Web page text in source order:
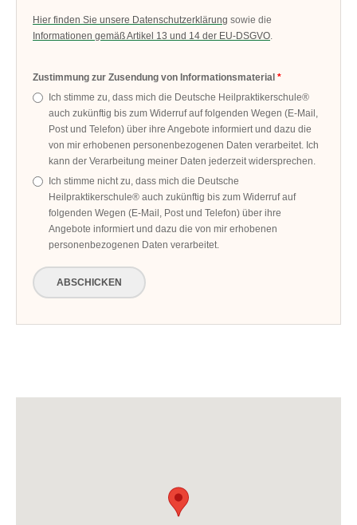
Hier finden Sie unsere Datenschutzerklärung sowie die
Informationen gemäß Artikel 13 und 14 der EU-DSGVO.
Zustimmung zur Zusendung von Informationsmaterial
Ich stimme zu, dass mich die Deutsche Heilpraktikerschule®
auch zukünftig bis zum Widerruf auf folgenden Wegen (E-Mail,
Post und Telefon) über ihre Angebote informiert und dazu die
von mir erhobenen personenbezogenen Daten verarbeitet. Ich
kann der Verarbeitung meiner Daten jederzeit widersprechen.
Ich stimme nicht zu, dass mich die Deutsche
Heilpraktikerschule® auch zukünftig bis zum Widerruf auf
folgenden Wegen (E-Mail, Post und Telefon) über ihre
Angebote informiert und dazu die von mir erhobenen
personenbezogenen Daten verarbeitet.
ABSCHICKEN